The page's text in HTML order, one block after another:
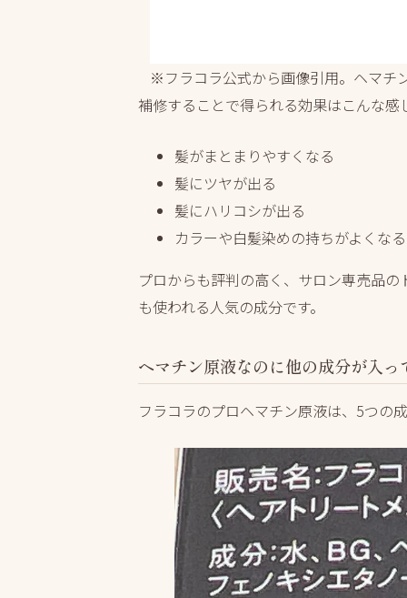
※フラコラ公式から画像引用。ヘマチ
補修することで得られる効果はこんな感
髪がまとまりやすくなる
髪にツヤが出る
髪にハリコシが出る
カラーや白髪染めの持ちがよくなる
プロからも評判の高く、サロン専売品
も使われる人気の成分です。
ヘマチン原液なのに他の成分が入
フラコラのプロヘマチン原液は、5つの